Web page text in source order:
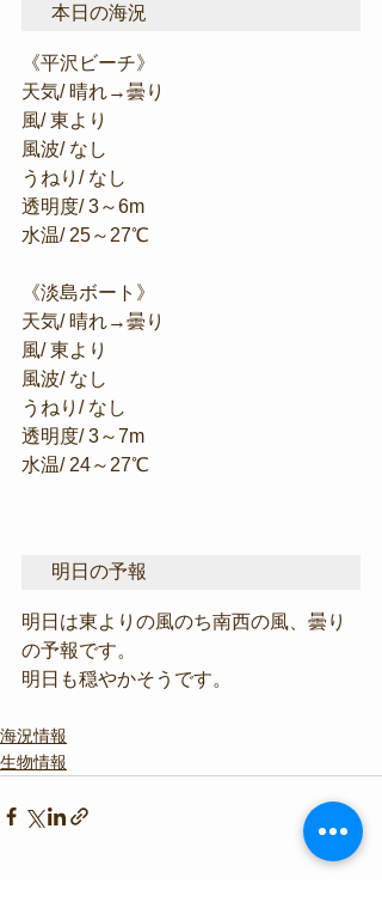
本日の海況
《平沢ビーチ》
天気/ 晴れ→曇り
風/ 東より
風波/ なし
うねり/ なし
透明度/ 3～6m
水温/ 25～27℃
《淡島ボート》
天気/ 晴れ→曇り
風/ 東より
風波/ なし
うねり/ なし
透明度/ 3～7m
水温/ 24～27℃
明日の予報
明日は東よりの風のち南西の風、曇り
の予報です。
明日も穏やかそうです。
海況情報
生物情報